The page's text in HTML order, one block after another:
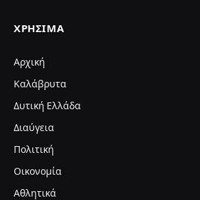
ΧΡΉΣΙΜΑ
Αρχική
Καλάβρυτα
Δυτική Ελλάδα
Διαύγεια
Πολιτική
Οικονομία
Αθλητικά